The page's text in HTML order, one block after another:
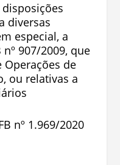
diversas
especial, a
907/2009, que
de
ou relativas a
nº 1.969/2020